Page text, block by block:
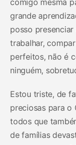
grande
posso
trabalhar,
perfeitos, não é
ninguém,
Estou triste, de
preciosas para o
todos que
de famílias